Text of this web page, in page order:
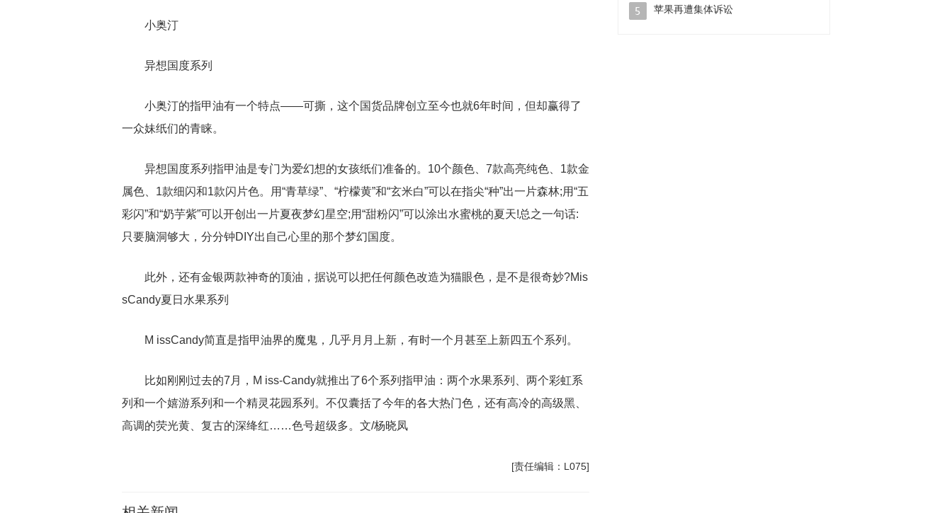
小奥汀
异想国度系列
小奥汀的指甲油有一个特点——可撕，这个国货品牌创立至今也就6年时间，但却赢得了
一众妹纸们的青睐。
异想国度系列指甲油是专门为爱幻想的女孩纸们准备的。10个颜色、7款高亮纯色、1款金
属色、1款细闪和1款闪片色。用“青草绿”、“柠檬黄”和“玄米白”可以在指尖“种”出一片森林;用“五
彩闪”和“奶芋紫”可以开创出一片夏夜梦幻星空;用“甜粉闪”可以涂出水蜜桃的夏天!总之一句话:
只要脑洞够大，分分钟DIY出自己心里的那个梦幻国度。
此外，还有金银两款神奇的顶油，据说可以把任何颜色改造为猫眼色，是不是很奇妙?Mis
sCandy夏日水果系列
M issCandy简直是指甲油界的魔鬼，几乎月月上新，有时一个月甚至上新四五个系列。
比如刚刚过去的7月，M iss-Candy就推出了6个系列指甲油：两个水果系列、两个彩虹系
列和一个嬉游系列和一个精灵花园系列。不仅囊括了今年的各大热门色，还有高冷的高级黑、
高调的荧光黄、复古的深绛红……色号超级多。文/杨晓凤
[责任编辑：L075]
网友：蔚来不厚道
苹果再遭集体诉讼